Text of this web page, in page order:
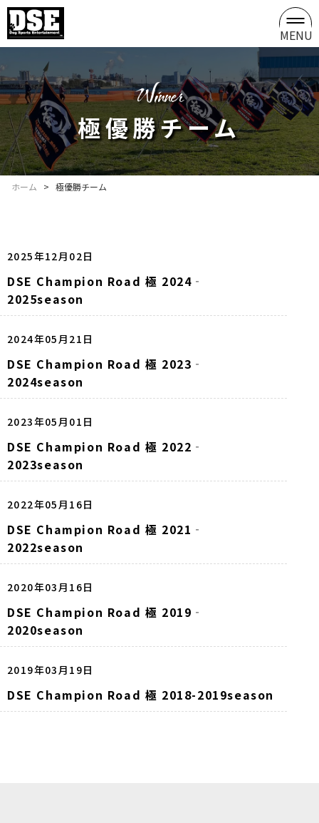
MENU
極優勝チーム
winner
ホーム > 極優勝チーム
2025年12月02日
DSE Champion Road 極 2024‐
2025season
2024年05月21日
DSE Champion Road 極 2023‐
2024season
2023年05月01日
DSE Champion Road 極 2022‐
2023season
2022年05月16日
DSE Champion Road 極 2021‐
2022season
2020年03月16日
DSE Champion Road 極 2019‐
2020season
2019年03月19日
DSE Champion Road 極 2018-2019season